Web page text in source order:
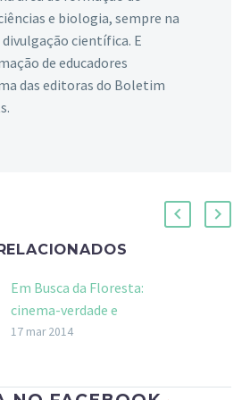
e biologia, sempre na
científica. E
de educadores
das editoras do Boletim
Em Busca da Floresta:
cinema-verdade e
divulgação científica
17 mar 2014